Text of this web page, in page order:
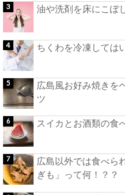
油や洗剤を床にこぼ
ちくわを冷凍しては
広島風お好み焼きを
ツ
スイカとお酒類の食
広島以外では食べら
ぎも」って何！？？